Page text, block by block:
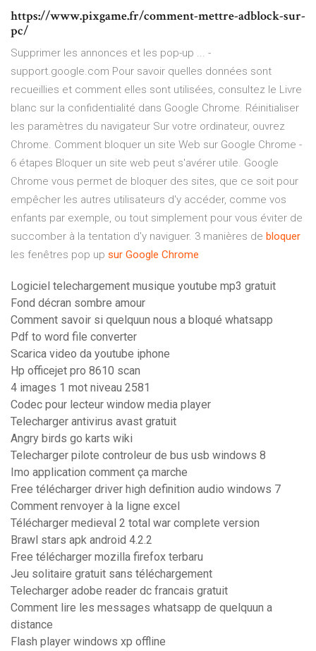
https://www.pixgame.fr/comment-mettre-adblock-sur-
pc/
Supprimer les annonces et les pop-up ... -
support.google.com Pour savoir quelles données sont
recueillies et comment elles sont utilisées, consultez le Livre
blanc sur la confidentialité dans Google Chrome. Réinitialiser
les paramètres du navigateur Sur votre ordinateur, ouvrez
Chrome. Comment bloquer un site Web sur Google Chrome -
6 étapes Bloquer un site web peut s'avérer utile. Google
Chrome vous permet de bloquer des sites, que ce soit pour
empêcher les autres utilisateurs d'y accéder, comme vos
enfants par exemple, ou tout simplement pour vous éviter de
succomber à la tentation d'y naviguer. 3 manières de bloquer
les fenêtres pop up sur Google Chrome
Logiciel telechargement musique youtube mp3 gratuit
Fond décran sombre amour
Comment savoir si quelquun nous a bloqué whatsapp
Pdf to word file converter
Scarica video da youtube iphone
Hp officejet pro 8610 scan
4 images 1 mot niveau 2581
Codec pour lecteur window media player
Telecharger antivirus avast gratuit
Angry birds go karts wiki
Telecharger pilote controleur de bus usb windows 8
Imo application comment ça marche
Free télécharger driver high definition audio windows 7
Comment renvoyer à la ligne excel
Télécharger medieval 2 total war complete version
Brawl stars apk android 4.2.2
Free télécharger mozilla firefox terbaru
Jeu solitaire gratuit sans téléchargement
Telecharger adobe reader dc francais gratuit
Comment lire les messages whatsapp de quelquun a
distance
Flash player windows xp offline